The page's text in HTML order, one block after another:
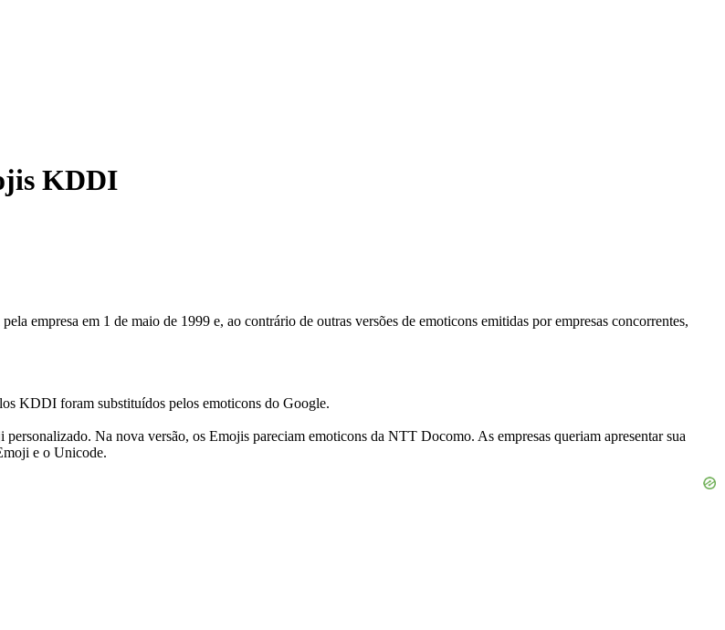
KDDI
empresa em 1 de maio de 1999 e, ao contrário de outras versões de emoticons emitidas por empresas concorrentes,
KDDI foram substituídos pelos emoticons do Google.
Na nova versão, os Emojis pareciam emoticons da NTT Docomo. As empresas queriam apresentar sua
e o Unicode.